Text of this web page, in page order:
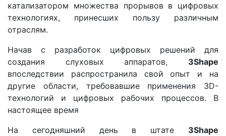
катализатором множества прорывов в цифровых
технологиях, принесших пользу различным
отраслям.
Начав с разработок цифровых решений для
создания слуховых аппаратов, 3Shape
впоследствии распространила свой опыт и на
другие области, требовавшие применения 3D-
технологий и цифровых рабочих процессов. В
настоящее время
На сегодняшний день в штате 3Shape